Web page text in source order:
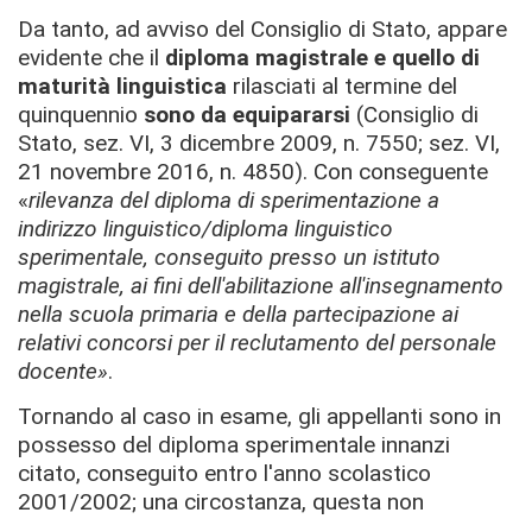
Da tanto, ad avviso del Consiglio di Stato, appare
evidente che il diploma magistrale e quello di
maturità linguistica rilasciati al termine del
quinquennio sono da equipararsi (Consiglio di
Stato, sez. VI, 3 dicembre 2009, n. 7550; sez. VI,
21 novembre 2016, n. 4850). Con conseguente
«rilevanza del diploma di sperimentazione a
indirizzo linguistico/diploma linguistico
sperimentale, conseguito presso un istituto
magistrale, ai fini dell'abilitazione all'insegnamento
nella scuola primaria e della partecipazione ai
relativi concorsi per il reclutamento del personale
docente».
Tornando al caso in esame, gli appellanti sono in
possesso del diploma sperimentale innanzi
citato, conseguito entro l'anno scolastico
2001/2002; una circostanza, questa non